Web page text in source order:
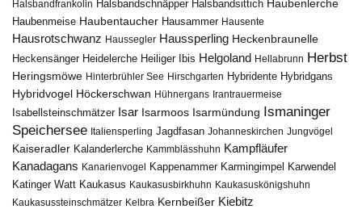
Halsbandfrankolin Halsbandschnäpper Halsbandsittich Haubenlerche
Haubenmeise Haubentaucher Hausammer Hausente
Hausrotschwanz Haussegler Haussperling Heckenbraunelle
Heckensänger Heidelerche Heiliger Ibis Helgoland Hellabrunn Herbst
Heringsmöwe Hinterbrühler See Hirschgarten Hybridente Hybridgans
Hybridvogel Höckerschwan Hühnergans Irantrauermeise
Isabellsteinschmätzer Isar Isarmoos Isarmündung Ismaninger
Speichersee Italiensperling Jagdfasan Johanneskirchen Jungvögel
Kaiseradler Kalanderlerche Kammblässhuhn Kampfläufer
Kanadagans Kanarienvogel Kappenammer Karmingimpel Karwendel
Katinger Watt Kaukasus Kaukasusbirkhuhn Kaukasuskönigshuhn
Kaukasussteinschmätzer Kelbra Kernbeißer Kiebitz